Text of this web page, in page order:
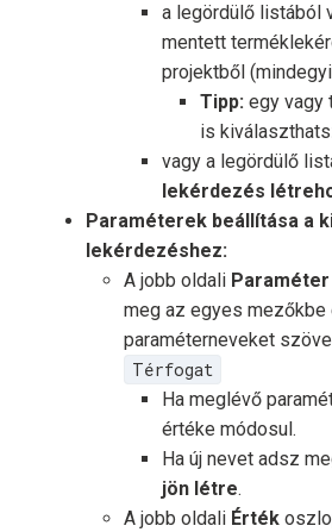
a legördülő listából
mentett
projektből
Tipp: egy vagy
is
vagy a legördülő
lekérdezés
Paraméterek beállítása a
lekérdezéshez:
A jobb oldali Paraméter
meg az egyes mezőkbe
paraméterneveket
Térfogat
Ha meglévő
értéke módosul.
Ha új nevet adsz
jön létre.
A jobb oldali Érték